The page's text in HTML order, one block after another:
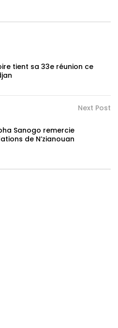
tient sa 33e réunion ce
Next Post
Sanogo remercie
de N’zianouan